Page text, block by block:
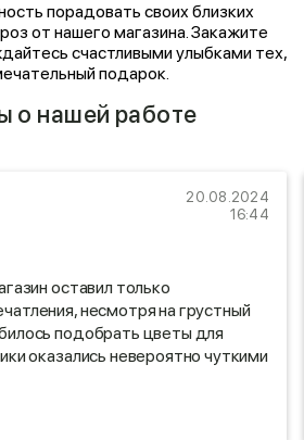
порадовать своих близких
от нашего магазина. Закажите
счастливыми улыбками тех,
подарок.
о нашей работе
20.08.2024
16:44
оставил только
несмотря на грустный
подобрать цветы для
оказались невероятно чуткими
ситуации. Я был